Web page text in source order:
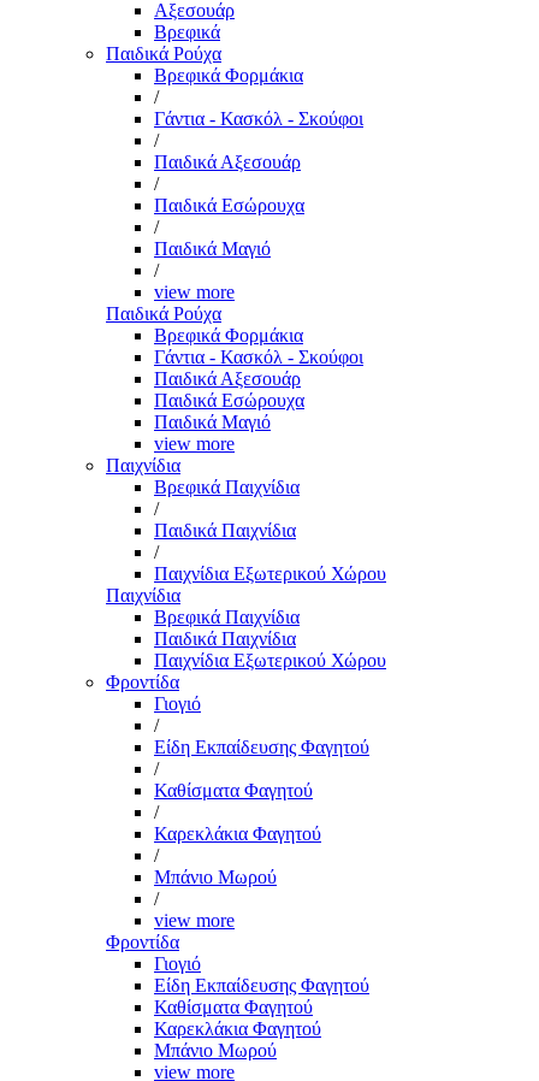
Αξεσουάρ
Βρεφικά
Παιδικά Ρούχα
Βρεφικά Φορμάκια
/
Γάντια - Κασκόλ - Σκούφοι
/
Παιδικά Αξεσουάρ
/
Παιδικά Εσώρουχα
/
Παιδικά Μαγιό
/
view more
Παιδικά Ρούχα
Βρεφικά Φορμάκια
Γάντια - Κασκόλ - Σκούφοι
Παιδικά Αξεσουάρ
Παιδικά Εσώρουχα
Παιδικά Μαγιό
view more
Παιχνίδια
Βρεφικά Παιχνίδια
/
Παιδικά Παιχνίδια
/
Παιχνίδια Εξωτερικού Χώρου
Παιχνίδια
Βρεφικά Παιχνίδια
Παιδικά Παιχνίδια
Παιχνίδια Εξωτερικού Χώρου
Φροντίδα
Γιογιό
/
Είδη Εκπαίδευσης Φαγητού
/
Καθίσματα Φαγητού
/
Καρεκλάκια Φαγητού
/
Μπάνιο Μωρού
/
view more
Φροντίδα
Γιογιό
Είδη Εκπαίδευσης Φαγητού
Καθίσματα Φαγητού
Καρεκλάκια Φαγητού
Μπάνιο Μωρού
view more